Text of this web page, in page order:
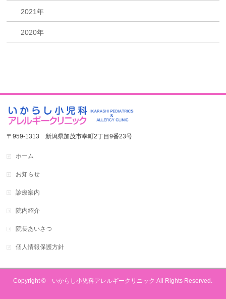
2021年
2020年
〒959-1313 新潟県加茂市幸町2丁目9番23号
ホーム
お知らせ
診療案内
院内紹介
院長あいさつ
個人情報保護方針
Copyright © いからし小児科アレルギークリニック All Rights Reserved.